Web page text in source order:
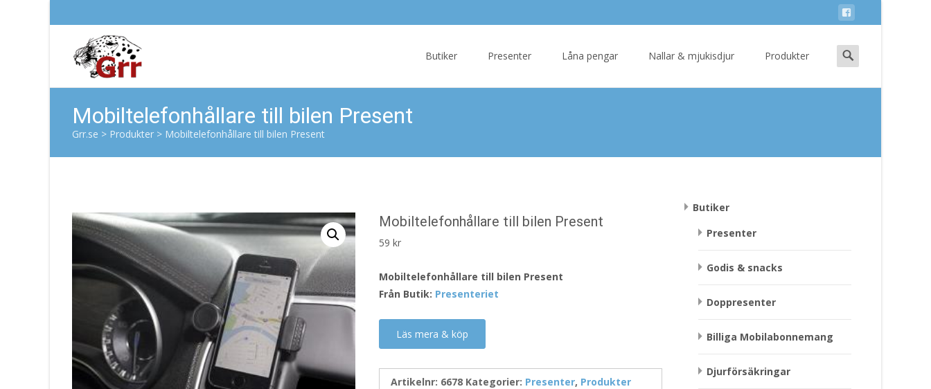
Butiker Presenter Låna pengar Nallar & mjukisdjur Produkter
Search
for:
Mobiltelefonhållare till bilen Present
Grr.se > Produkter > Mobiltelefonhållare till bilen Present
Mobiltelefonhållare till bilen Present
59kr
Mobiltelefonhållare till bilen Present
Från Butik: Presenteriet
Läs mera & köp
Artikelnr: 6678 Kategorier: Presenter, Produkter
Butiker
Presenter
Godis & snacks
Doppresenter
Billiga Mobilabonnemang
Djurförsäkringar